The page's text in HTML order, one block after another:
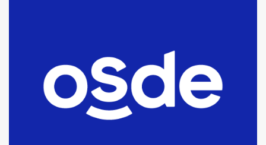
fueron detenidos por
comercialización de drogas en la
tarde del sábado
T.Lauquen: se vendió el edificio de
lo que fue la planta Industrial del